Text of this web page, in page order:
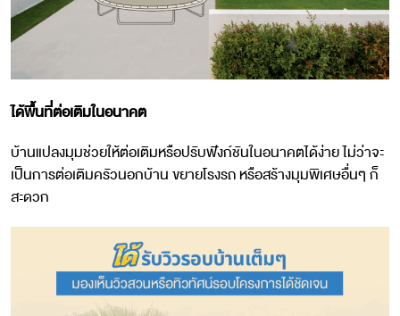
ได้พื้นที่ต่อเติมในอนาคต
บ้านแปลงมุมช่วยให้ต่อเติมหรือปรับฟังก์ชันในอนาคตได้ง่าย ไม่ว่าจะ
เป็นการต่อเติมครัวนอกบ้าน ขยายโรงรถ หรือสร้างมุมพิเศษอื่นๆ ก็
สะดวก